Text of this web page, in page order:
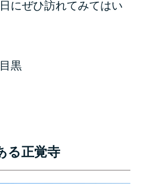
にぜひ訪れてみてはい
黒
る正覚寺